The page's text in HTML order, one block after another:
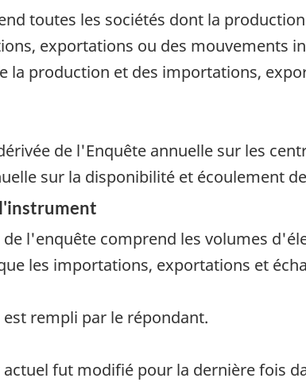
toutes les sociétés dont la
exportations ou des mouvements
la production et des importations,
de l'Enquête annuelle sur les
sur la disponibilité et écoulement
de l'enquête comprend les volumes
les importations, exportations et
rempli par le répondant.
fut modifié pour la dernière fois